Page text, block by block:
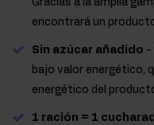
Gracias a la amplia
encontrará un
Sin azúcar añadido -
bajo valor energético,
energético del
1 ración = 1